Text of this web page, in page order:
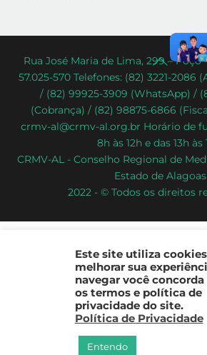
Back
To
Top
Rua José Maria de Lima, 299 – Poço
57.025-570 Telefones: (82) 3221-2086
/ (82) 99925-3909 (WhatsApp) /
(Cobrança) / (82) 98875-6866
crmv-al@crmv-al.org.br Horário de
8h às 12h e das 13h às
CRMV-AL - Conselho Regional de
Estado de Alagoas
2022 - © Todos os direitos
Este site utiliza
melhorar sua
navegar você concorda
os termos e política de
privacidade do site.
Política de Privacidade
Entendo